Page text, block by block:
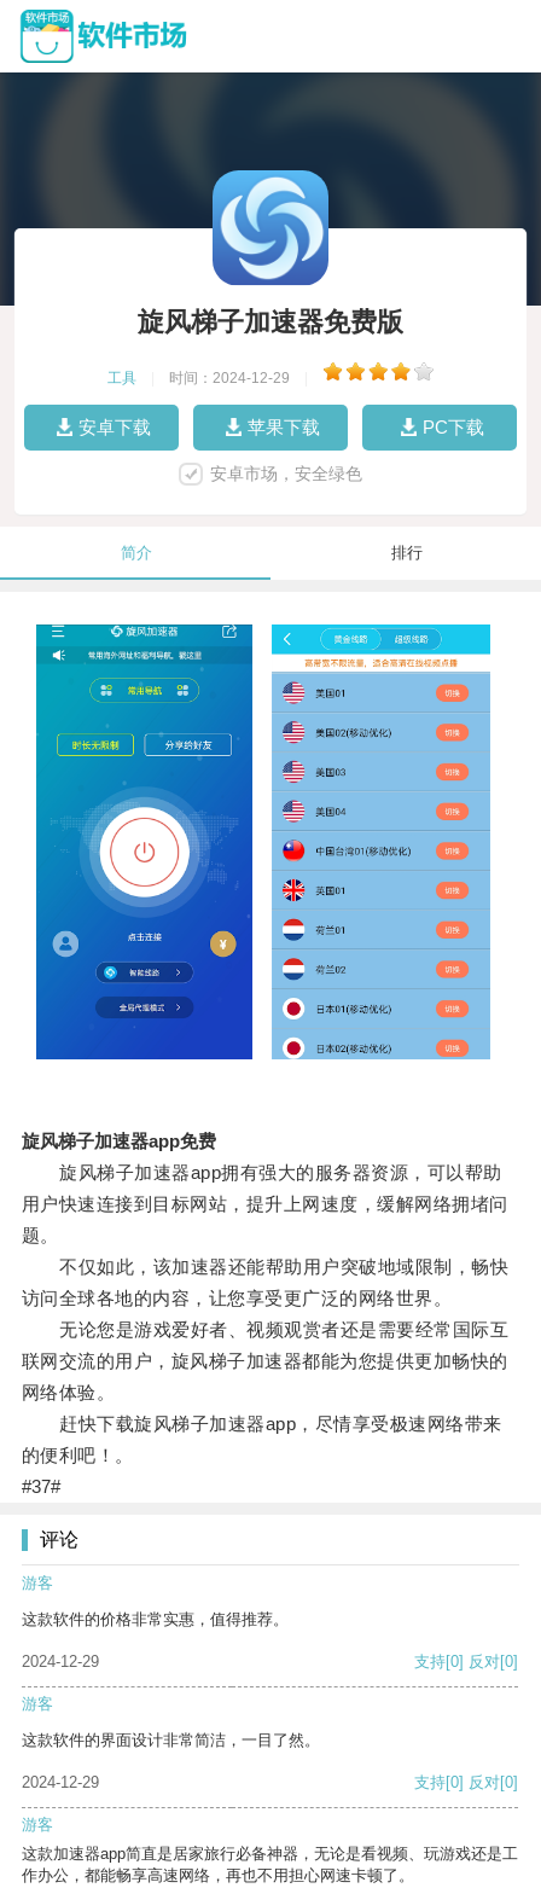
旋风梯子加速器免费版
工具 时间：2024-12-29
安卓下载 苹果下载 PC下载
安卓市场，安全绿色
简介 排行
旋风梯子加速器app免费
旋风梯子加速器app拥有强大的服务器资源，可以帮助
用户快速连接到目标网站，提升上网速度，缓解网络拥堵问
题。
不仅如此，该加速器还能帮助用户突破地域限制，畅快
访问全球各地的内容，让您享受更广泛的网络世界。
无论您是游戏爱好者、视频观赏者还是需要经常国际互
联网交流的用户，旋风梯子加速器都能为您提供更加畅快的
网络体验。
赶快下载旋风梯子加速器app，尽情享受极速网络带来
的便利吧！。
#37#
评论
游客
这款软件的价格非常实惠，值得推荐。
2024-12-29 支持[0] 反对[0]
游客
这款软件的界面设计非常简洁，一目了然。
2024-12-29 支持[0] 反对[0]
游客
这款加速器app简直是居家旅行必备神器，无论是看视频、玩游戏还是工
作办公，都能畅享高速网络，再也不用担心网速卡顿了。